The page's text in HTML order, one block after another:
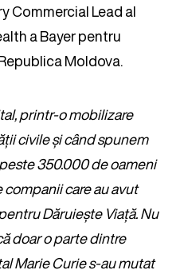
Commercial Lead al
a Bayer pentru
Moldova.
printr-o mobilizare
civile și când spunem
350.000 de oameni
care au avut
Dăruiește Viață. Nu
doar o parte dintre
Marie Curie s-au mutat